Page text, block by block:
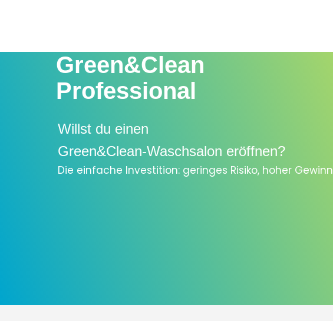
Green&Clean
Professional
Willst du einen
Green&Clean-Waschsalon eröffnen?
Die einfache Investition: geringes Risiko, hoher Gewinn